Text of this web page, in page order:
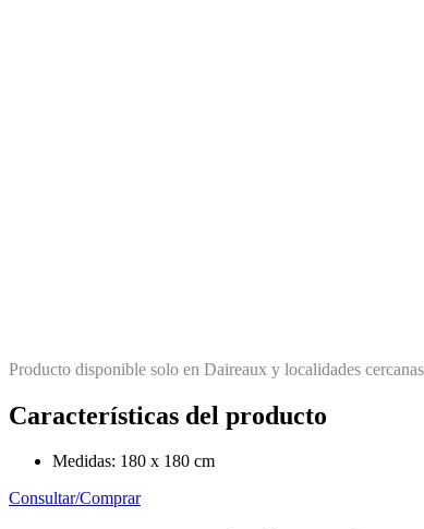
Producto disponible solo en Daireaux y localidades cercanas
Características del producto
Medidas: 180 x 180 cm
Consultar/Comprar